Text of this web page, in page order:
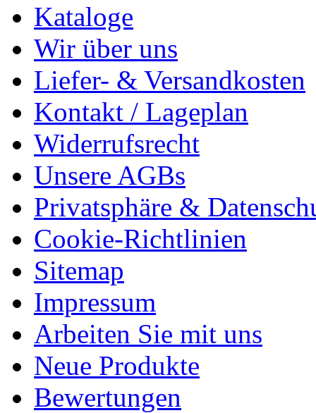
Kataloge
Wir über uns
Liefer- & Versandkosten
Kontakt / Lageplan
Widerrufsrecht
Unsere AGBs
Privatsphäre &
Cookie-Richtlinien
Sitemap
Impressum
Arbeiten Sie mit uns
Neue Produkte
Bewertungen